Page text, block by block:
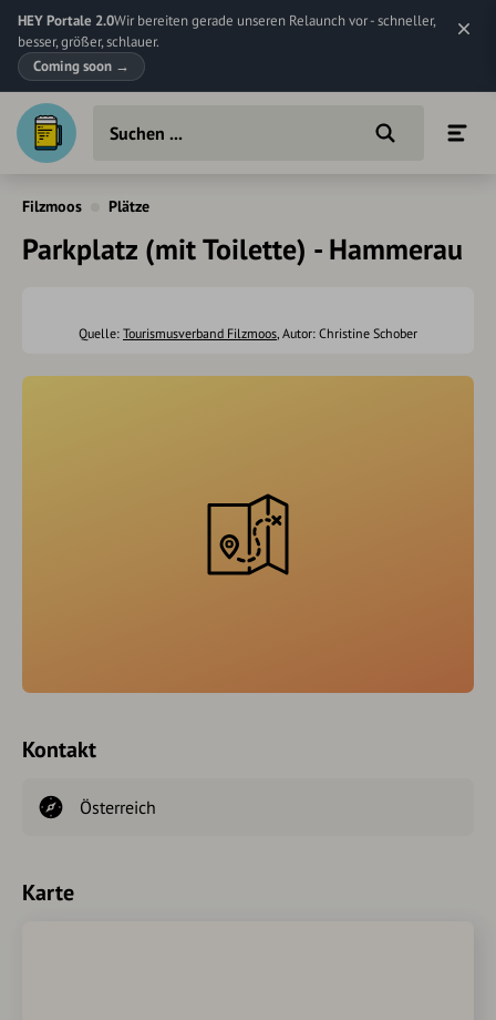
HEY Portale 2.0Wir bereiten gerade unseren Relaunch vor - schneller,
besser, größer, schlauer.
Coming soon →
Filzmoos Plätze
Parkplatz (mit Toilette) - Hammerau
Quelle: Tourismusverband Filzmoos, Autor: Christine Schober
Kontakt
Österreich
Karte